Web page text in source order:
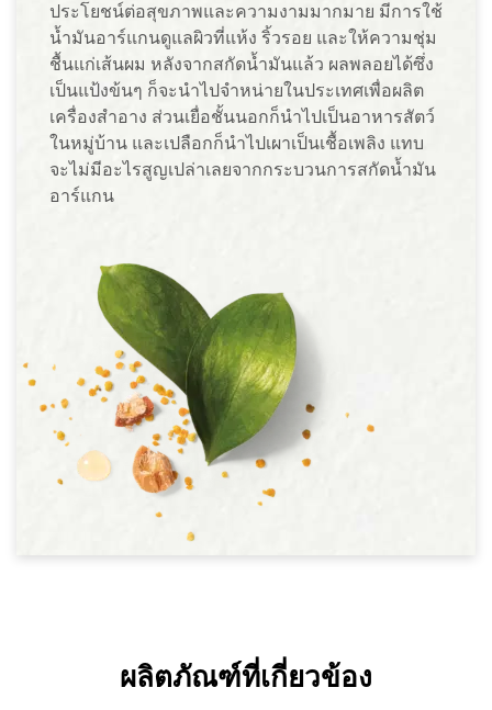
ประโยชน์ต่อสุขภาพและความงามมากมาย มีการใช้
น้ำมันอาร์แกนดูแลผิวที่แห้ง ริ้วรอย และให้ความชุ่ม
ชื้นแก่เส้นผม หลังจากสกัดน้ำมันแล้ว ผลพลอยได้ซึ่ง
เป็นแป้งข้นๆ ก็จะนำไปจำหน่ายในประเทศเพื่อผลิต
เครื่องสำอาง ส่วนเยื่อชั้นนอกก็นำไปเป็นอาหารสัตว์
ในหมู่บ้าน และเปลือกก็นำไปเผาเป็นเชื้อเพลิง แทบ
จะไม่มีอะไรสูญเปล่าเลยจากกระบวนการสกัดน้ำมัน
อาร์แกน
ผลิตภัณฑ์ที่เกี่ยวข้อง